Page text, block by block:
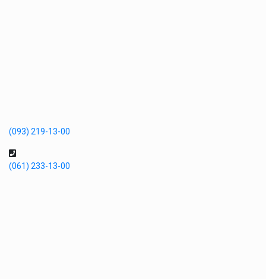
(093) 219-13-00
(061) 233-13-00